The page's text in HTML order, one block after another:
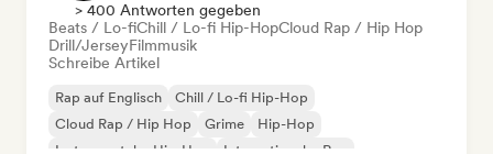
> 400 Antworten gegeben
Beats / Lo-fiChill / Lo-fi Hip-HopCloud Rap / Hip Hop
Drill/JerseyFilmmusik
Schreibe Artikel
Rap auf Englisch
Chill / Lo-fi Hip-Hop
Cloud Rap / Hip Hop
Grime
Hip-Hop
Instrumentaler Hip-Hop
Internationaler Rap